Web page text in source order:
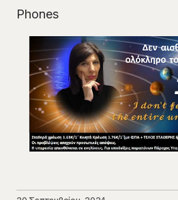
Phones